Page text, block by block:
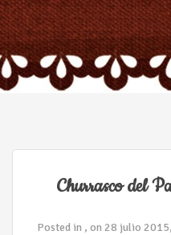
Churrasco del
Posted in , on 28 julio